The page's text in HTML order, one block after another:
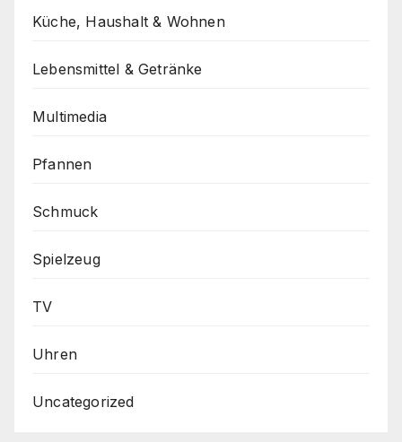
Küche, Haushalt & Wohnen
Lebensmittel & Getränke
Multimedia
Pfannen
Schmuck
Spielzeug
TV
Uhren
Uncategorized